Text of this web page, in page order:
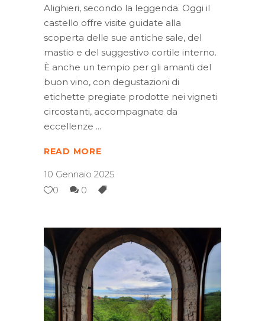
Alighieri, secondo la leggenda. Oggi il
castello offre visite guidate alla
scoperta delle sue antiche sale, del
mastio e del suggestivo cortile interno.
È anche un tempio per gli amanti del
buon vino, con degustazioni di
etichette pregiate prodotte nei vigneti
circostanti, accompagnate da
eccellenze
READ MORE
10 Gennaio 2025
0
0